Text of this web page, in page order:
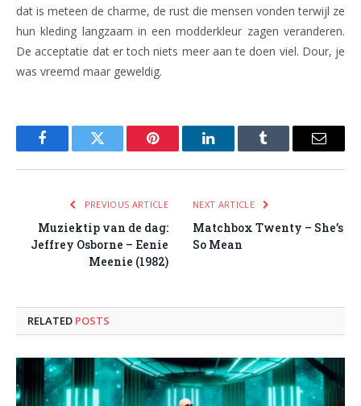
dat is meteen de charme, de rust die mensen vonden terwijl ze
hun kleding langzaam in een modderkleur zagen veranderen.
De acceptatie dat er toch niets meer aan te doen viel. Dour, je
was vreemd maar geweldig.
FacebookTwitter Pinterest LinkedInTumblr Email
PREVIOUS ARTICLE
Muziektip van de dag:
Jeffrey Osborne – Eenie
Meenie (1982)
NEXT ARTICLE
Matchbox Twenty – She’s
So Mean
RELATED POSTS